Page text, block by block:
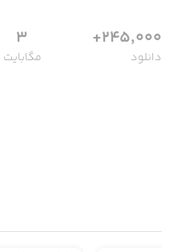
245,000+
دانلود
3
مگابایت